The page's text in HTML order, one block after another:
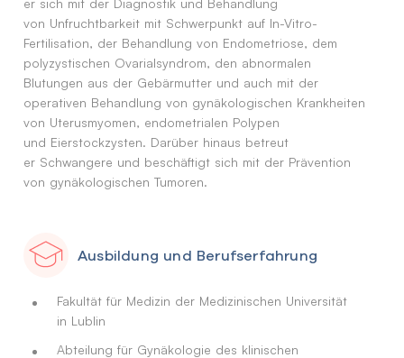
er sich mit der Diagnostik und Behandlung
von Unfruchtbarkeit mit Schwerpunkt auf In-Vitro-
Fertilisation, der Behandlung von Endometriose, dem
polyzystischen Ovarialsyndrom, den abnormalen
Blutungen aus der Gebärmutter und auch mit der
operativen Behandlung von gynäkologischen Krankheiten
von Uterusmyomen, endometrialen Polypen
und Eierstockzysten. Darüber hinaus betreut
er Schwangere und beschäftigt sich mit der Prävention
von gynäkologischen Tumoren.
Ausbildung und Berufserfahrung
Fakultät für Medizin der Medizinischen Universität
in Lublin
Abteilung für Gynäkologie des klinischen